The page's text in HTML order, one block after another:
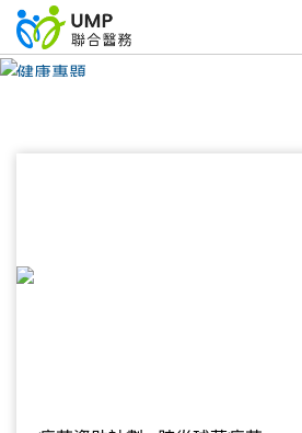
健康專題